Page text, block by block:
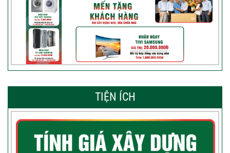
TIỆN ÍCH